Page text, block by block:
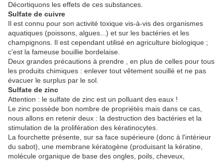
Décortiquons les effets de ces substances.
Sulfate de cuivre
Il est connu pour son activité toxique vis-à-vis des organismes
aquatiques (poissons, algues...) et sur les bactéries et les
champignons. Il est cependant utilisé en agriculture biologique ;
c'est la fameuse bouillie bordelaise.
Deux grandes précautions à prendre , en plus de celles pour tous
les produits chimiques : enlever tout vêtement souillé et ne pas
évacuer le surplus par le sol.
Sulfate de zinc
Attention : le sulfate de zinc est un polluant des eaux !
Le zinc possède bon nombre de propriétés mais dans ce cas,
nous allons en retenir deux : la destruction des bactéries et la
stimulation de la prolifération des kératinocytes.
La fourchette présente, sur sa face supérieure (donc à l'intérieur
du sabot), une membrane kératogène (produisant la kératine,
molécule organique de base des ongles, poils, cheveux,